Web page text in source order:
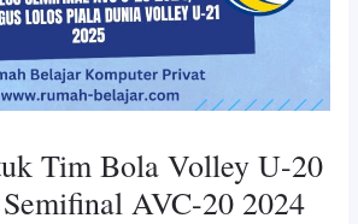
Tim Bola Volley U-20
AVC-20 2024